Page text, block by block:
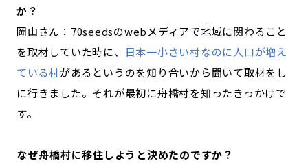
か？
岡山さん：70seedsのwebメディアで地域に関わること
を取材していた時に、
日本一小さい村なのに人口が増え
ている村があるというのを知り合いから聞いて取材をし
に行きました。それが最初に舟橋村を知ったきっかけで
す。
―――なぜ舟橋村に移住しようと決めたのですか？